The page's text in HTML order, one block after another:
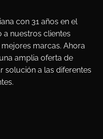
con 31 años en el
a nuestros clientes
marcas. Ahora
amplia oferta de
solución a las diferentes